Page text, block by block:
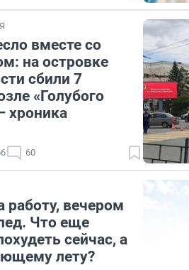
вместе со
на островке
сбили 7
«Голубого
хроника
60
вечером
Что еще
сейчас, а
лету?